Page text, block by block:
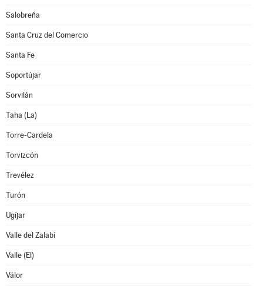
Salobreña
Santa Cruz del Comercio
Santa Fe
Soportújar
Sorvilán
Taha (La)
Torre-Cardela
Torvizcón
Trevélez
Turón
Ugíjar
Valle del Zalabí
Valle (El)
Válor